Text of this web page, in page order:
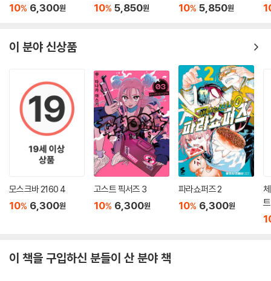
10% 6,300원 10% 5,850원 10% 5,850원
이 분야 신상품
모스크바 2160 4
10% 6,300원
고스트 픽서즈 3
10% 6,300원
파라쇼퍼즈 2
10% 6,300원
트
이 책을 구입하신 분들이 산 분야 책